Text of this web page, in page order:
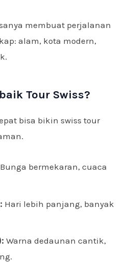
membuat perjalanan
alam, kota modern,
Tour Swiss?
bisa bikin swiss tour
Bunga bermekaran, cuaca
Hari lebih panjang, banyak
Warna dedaunan cantik,